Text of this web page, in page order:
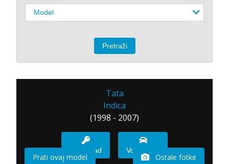
Tata
Indica
(1998 - 2007)
Imam sad Vozio sam
Prati ovaj model Ostale fotke